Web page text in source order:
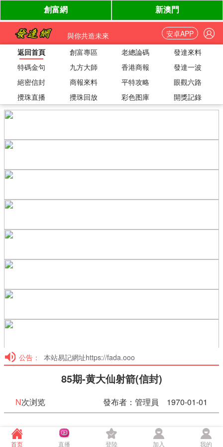
與你共造未來
安卓APP
返回首頁
創富專區 老總論碼
發達來料
特碼金句
九方大師 香港商報
發達一波
絕密信封
商報來料 平特攻略
眼觀六路
攪珠直播
攪珠回放 彩色图庫 開獎記錄
公告： 本站易記網址https://fada.ooo
85期-黄大仙射箭(信封)
N次浏览 發布者：管理員 1970-01-01
85期-黄大仙射箭(信封)
首页 直播 登陸 加入 我的